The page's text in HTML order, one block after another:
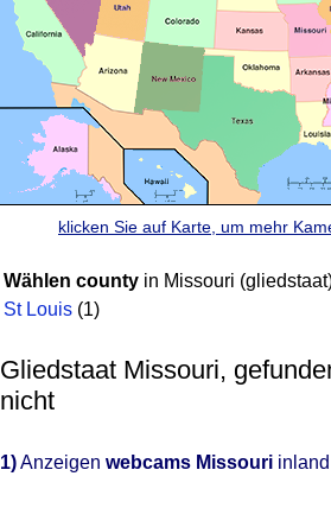
klicken Sie auf Karte, um mehr
Wählen county in Missouri
St Louis (1)
Gliedstaat Missouri,
nicht
1)Anzeigen webcams Missouri